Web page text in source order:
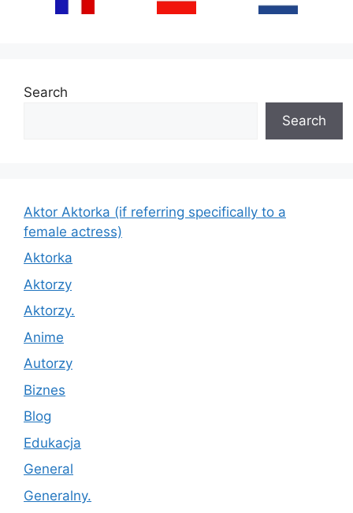
Search
Search
Aktor Aktorka (if referring specifically to a
female actress)
Aktorka
Aktorzy
Aktorzy.
Anime
Autorzy
Biznes
Blog
Edukacja
General
Generalny.